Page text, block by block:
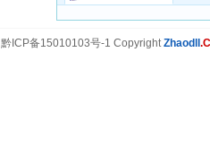
黔ICP备15010103号-1 CopyrightZhaodll